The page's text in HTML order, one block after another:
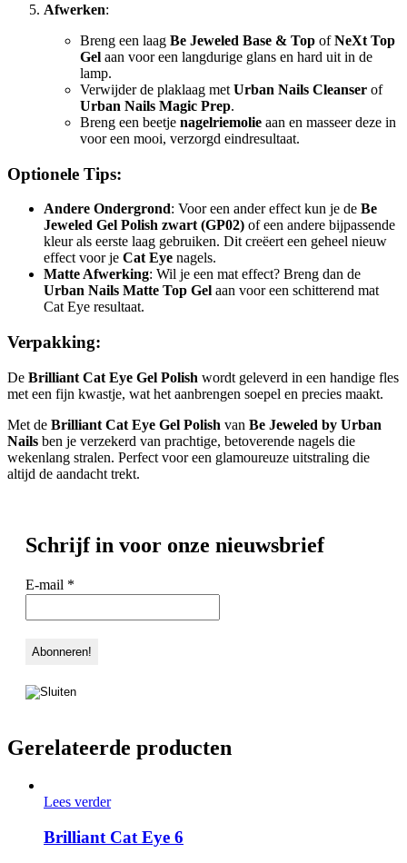
Afwerken:
Breng een laag Be Jeweled Base & Top ofNeXt Top
Gel aan voor een langdurige glans en hard uit in de
lamp.
Verwijder de plaklaag met Urban Nails Cleanser of
Urban Nails Magic Prep.
Breng een beetje nagelriemolie aan en masseer deze in
voor een mooi, verzorgd eindresultaat.
Optionele Tips:
Andere Ondergrond: Voor een ander effect kun je de Be
Jeweled Gel Polish zwart (GP02) of een andere bijpassende
kleur als eerste laag gebruiken. Dit creëert een geheel nieuw
effect voor je Cat Eye nagels.
Matte Afwerking: Wil je een mat effect? Breng dan de
Urban Nails Matte Top Gel aan voor een schitterend mat
Cat Eye resultaat.
Verpakking:
De Brilliant Cat Eye Gel Polish wordt geleverd in een handige fles
met een fijn kwastje, wat het aanbrengen soepel en precies maakt.
Met de Brilliant Cat Eye Gel Polish van Be Jeweled by Urban
Nails ben je verzekerd van prachtige, betoverende nagels die
wekenlang stralen. Perfect voor een glamoureuze uitstraling die
altijd de aandacht trekt.
Schrijf in voor onze nieuwsbrief
E-mail *
Gerelateerde producten
Lees verder
Brilliant Cat Eye 6